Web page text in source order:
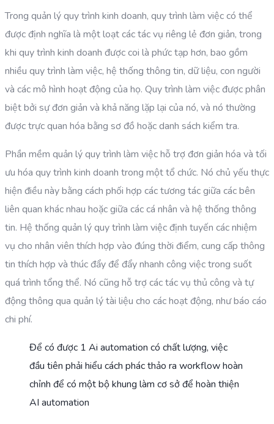
Trong quản lý quy trình kinh doanh, quy trình làm việc có thể
được định nghĩa là một loạt các tác vụ riêng lẻ đơn giản, trong
khi quy trình kinh doanh được coi là phức tạp hơn, bao gồm
nhiều quy trình làm việc, hệ thống thông tin, dữ liệu, con người
và các mô hình hoạt động của họ. Quy trình làm việc được phân
biệt bởi sự đơn giản và khả năng lặp lại của nó, và nó thường
được trực quan hóa bằng sơ đồ hoặc danh sách kiểm tra.
Phần mềm quản lý quy trình làm việc hỗ trợ đơn giản hóa và tối
ưu hóa quy trình kinh doanh trong một tổ chức. Nó chủ yếu thực
hiện điều này bằng cách phối hợp các tương tác giữa các bên
liên quan khác nhau hoặc giữa các cá nhân và hệ thống thông
tin. Hệ thống quản lý quy trình làm việc định tuyến các nhiệm
vụ cho nhân viên thích hợp vào đúng thời điểm, cung cấp thông
tin thích hợp và thúc đẩy để đẩy nhanh công việc trong suốt
quá trình tổng thể. Nó cũng hỗ trợ các tác vụ thủ công và tự
động thông qua quản lý tài liệu cho các hoạt động, như báo cáo
chi phí.
Để có được 1 Ai automation có chất lượng, việc
đầu tiên phải hiểu cách phác thảo ra workflow hoàn
chỉnh để có một bộ khung làm cơ sở để hoàn thiện
AI automation